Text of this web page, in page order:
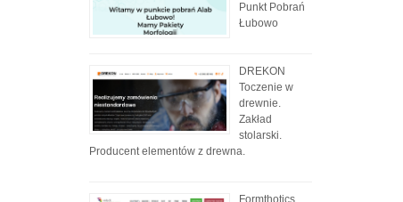
Punkt Pobrań
Łubowo
DREKON
Toczenie w
drewnie.
Zakład
stolarski.
Producent elementów z drewna.
Formthotics